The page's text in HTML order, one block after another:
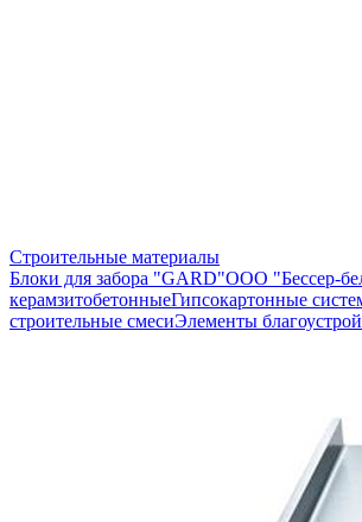
Строительные материалы
Блоки для забора "GARD"ООО "Бессер-
керамзитобетонныеГипсокартонные
строительные смесиЭлементы